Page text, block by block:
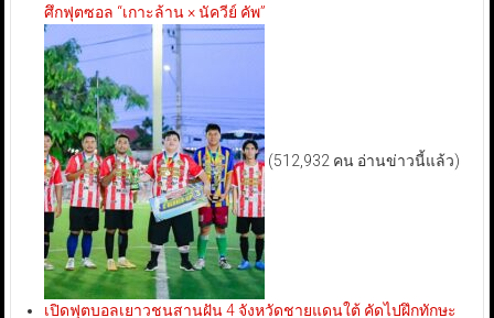
ศึกฟุตซอล “เกาะล้าน × นัควีย์ คัพ”
(512,932 คน อ่านข่าวนี้แล้ว)
เปิดฟุตบอลเยาวชนสานฝัน 4 จังหวัดชายแดนใต้ คัดไปฝึกทักษะ